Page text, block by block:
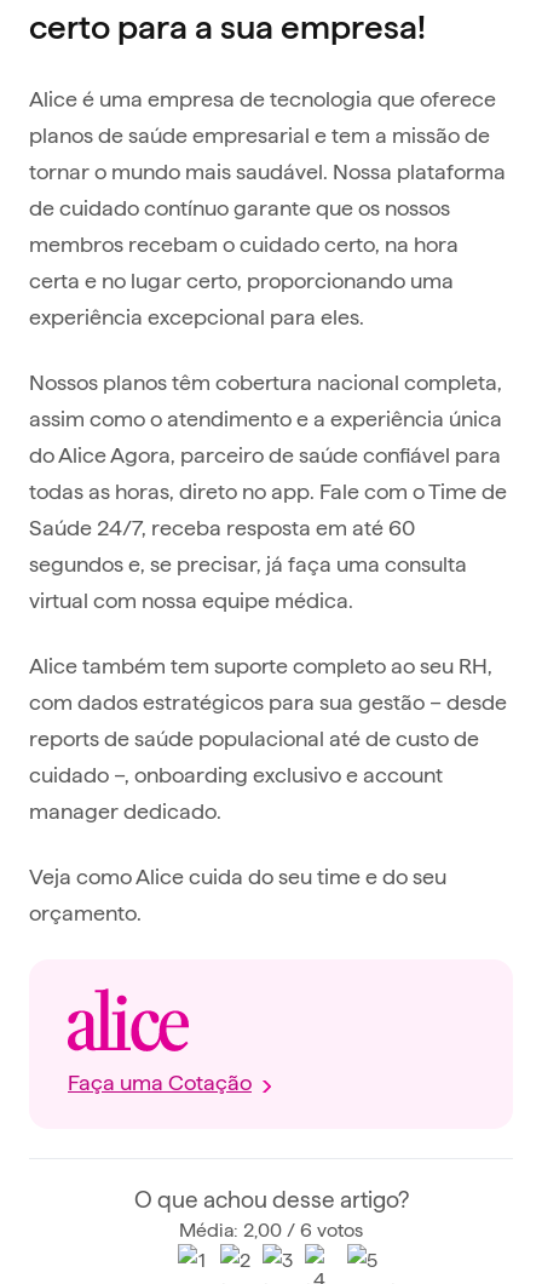
certo para a sua empresa!
Alice é uma empresa de tecnologia que oferece
planos de saúde empresarial e tem a missão de
tornar o mundo mais saudável. Nossa plataforma
de cuidado contínuo garante que os nossos
membros recebam o cuidado certo, na hora
certa e no lugar certo, proporcionando uma
experiência excepcional para eles.
Nossos planos têm cobertura nacional completa,
assim como o atendimento e a experiência única
do Alice Agora, parceiro de saúde confiável para
todas as horas, direto no app. Fale com o Time de
Saúde 24/7, receba resposta em até 60
segundos e, se precisar, já faça uma consulta
virtual com nossa equipe médica.
Alice também tem suporte completo ao seu RH,
com dados estratégicos para sua gestão – desde
reports de saúde populacional até de custo de
cuidado –, onboarding exclusivo e account
manager dedicado.
Veja como Alice cuida do seu time e do seu
orçamento.
Faça uma Cotação
O que achou desse artigo?
Média: 2,00 / 6 votos